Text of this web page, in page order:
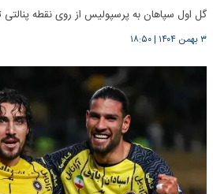
گل اول سپاهان به پرسپولیس از روی نقطه پنالتی
۳ بهمن ۱۴۰۴ |۱۸:۵۰